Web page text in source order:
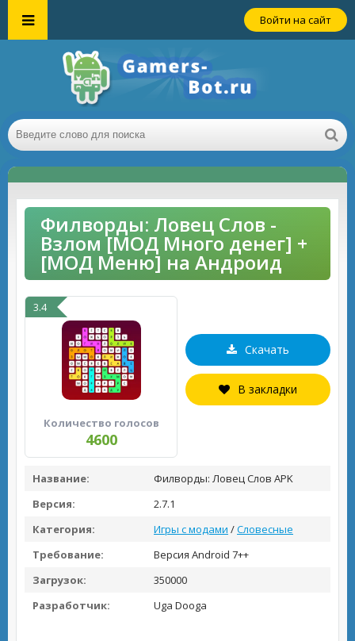
Войти на сайт
Филворды: Ловец Слов -
Взлом [МОД Много денег] +
[МОД Меню] на Андроид
3.4
Количество голосов
4600
Скачать
В закладки
Название:
Филворды: Ловец Слов APK
Версия:
2.7.1
Категория:
Игры с модами /Словесные
Требование:
Версия Android 7++
Загрузок:
350000
Разработчик:
Uga Dooga